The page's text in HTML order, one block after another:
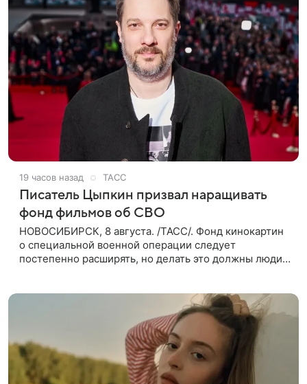
19 часов назад ТАСС
Писатель Цыпкин призвал наращивать
фонд фильмов об СВО
НОВОСИБИРСК, 8 августа. /ТАСС/. Фонд кинокартин
о специальной военной операции следует
постепенно расширять, но делать это должны люди,